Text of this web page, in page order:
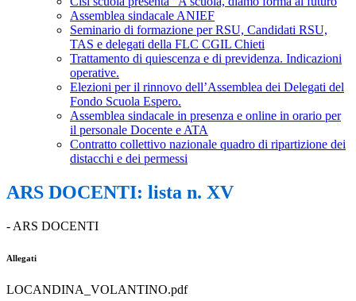
Assemblea sindacale ANIEF
Seminario di formazione per RSU, Candidati RSU,
TAS e delegati della FLC CGIL Chieti
Trattamento di quiescenza e di previdenza. Indicazioni
operative.
Elezioni per il rinnovo dell’Assemblea dei Delegati del
Fondo Scuola Espero.
Assemblea sindacale in presenza e online in orario per
il personale Docente e ATA
Contratto collettivo nazionale quadro di ripartizione dei
distacchi e dei permessi
ARS DOCENTI: lista n. XV
- ARS DOCENTI
Allegati
LOCANDINA_VOLANTINO.pdf